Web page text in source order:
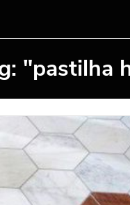
"pastilha